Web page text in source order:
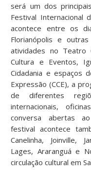
será um dos
Festival Internacional
acontece entre os
Florianópolis e
atividades no Teatro
Cultura e Eventos,
Cidadania e espaços
Expressão (CCE), a
de diferentes
internacionais,
conversa abertas
festival acontece
Canelinha, Joinville,
Lages, Araranguá e
circulação cultural em